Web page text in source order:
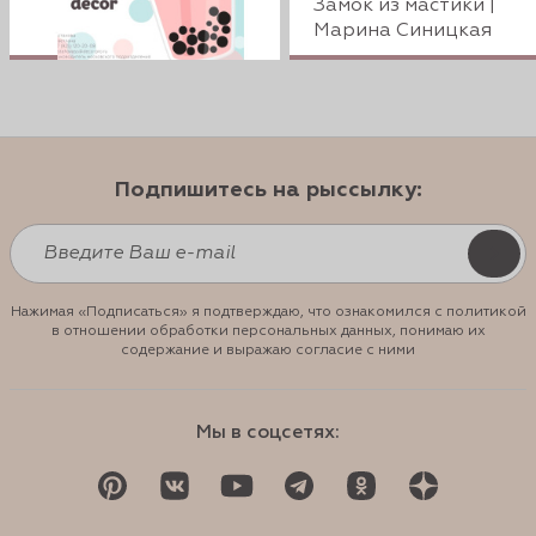
Замок из мастики |
Марина Синицкая
Подпишитесь на рыссылку:
Нажимая «Подписаться» я подтверждаю, что ознакомился с политикой
в отношении обработки персональных данных, понимаю их
содержание и выражаю согласие с ними
Мы в соцсетях: